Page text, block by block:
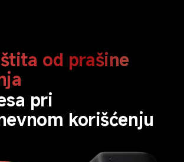
od prašine
pri
korišćenju